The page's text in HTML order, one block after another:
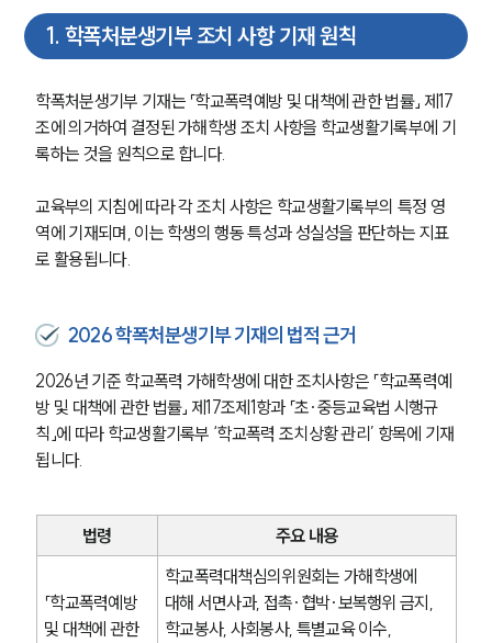
1. 학폭처분생기부 조치 사항 기재 원칙
학폭처분생기부 기재는 「학교폭력예방 및 대책에 관한 법률」 제17
조에 의거하여 결정된 가해학생 조치 사항을 학교생활기록부에 기
록하는 것을 원칙으로 합니다.
교육부의 지침에 따라 각 조치 사항은 학교생활기록부의 특정 영
역에 기재되며, 이는 학생의 행동 특성과 성실성을 판단하는 지표
로 활용됩니다.
2026 학폭처분생기부 기재의 법적 근거
2026년 기준 학교폭력 가해학생에 대한 조치사항은 「학교폭력예
방 및 대책에 관한 법률」 제17조제1항과 「초·중등교육법 시행규
칙」에 따라 학교생활기록부 ‘학교폭력 조치상황 관리’ 항목에 기재
됩니다.
법령 주요 내용
「학교폭력예방
및 대책에 관한
학교폭력대책심의위원회는 가해학생에
대해 서면사과, 접촉·협박·보복행위 금지,
학교봉사, 사회봉사, 특별교육 이수,